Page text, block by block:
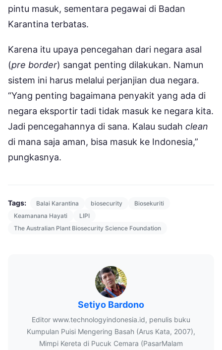
pintu masuk, sementara pegawai di Badan
Karantina terbatas.
Karena itu upaya pencegahan dari negara asal
(pre border) sangat penting dilakukan. Namun
sistem ini harus melalui perjanjian dua negara.
“Yang penting bagaimana penyakit yang ada di
negara eksportir tadi tidak masuk ke negara kita.
Jadi pencegahannya di sana. Kalau sudah clean
di mana saja aman, bisa masuk ke Indonesia,”
pungkasnya.
Tags: Balai Karantina biosecurity
Biosekuriti
Keamanana Hayati
LIPI
The Australian Plant Biosecurity Science Foundation
Setiyo Bardono
Editor www.technologyindonesia.id, penulis buku
Kumpulan Puisi Mengering Basah (Arus Kata, 2007),
Mimpi Kereta di Pucuk Cemara (PasarMalam